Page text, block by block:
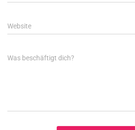
Website
Was beschäftigt dich?